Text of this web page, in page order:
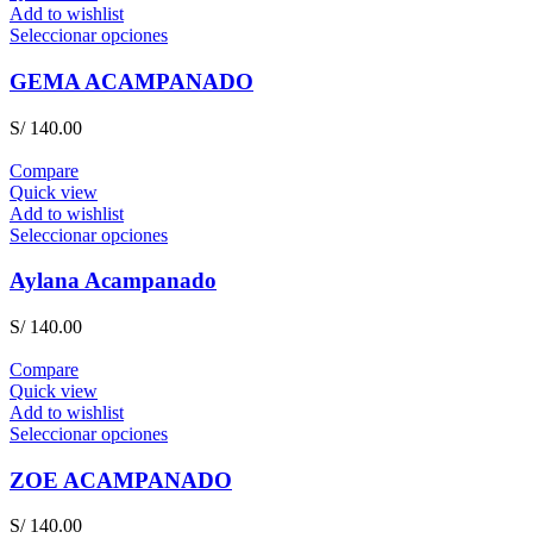
Add to wishlist
Seleccionar opciones
GEMA ACAMPANADO
S/140.00
Compare
Quick view
Add to wishlist
Seleccionar opciones
Aylana Acampanado
S/140.00
Compare
Quick view
Add to wishlist
Seleccionar opciones
ZOE ACAMPANADO
S/140.00